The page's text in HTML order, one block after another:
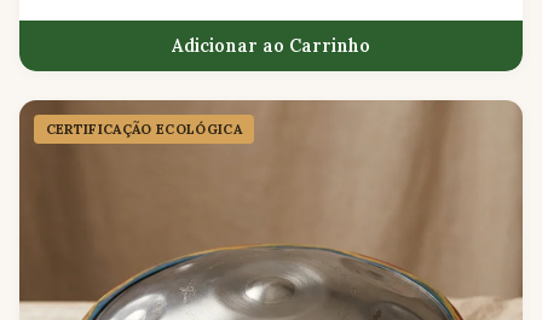
Adicionar ao Carrinho
CERTIFICAÇÃO ECOLÓGICA